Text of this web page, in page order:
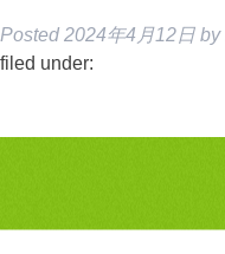
Posted 2024年4月12日 by
filed under: